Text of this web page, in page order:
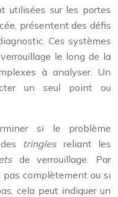
utilisées sur les portes
présentent des défis
Ces systèmes
le long de la
à analyser. Un
un seul point ou
si le problème
des tringles reliant les
de verrouillage. Par
complètement ou si
cela peut indiquer un